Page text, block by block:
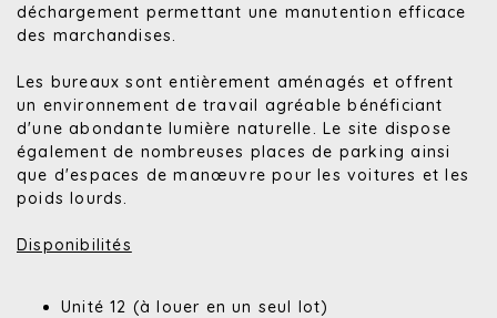
déchargement permettant une manutention efficace
des marchandises.
Les bureaux sont entièrement aménagés et offrent
un environnement de travail agréable bénéficiant
d'une abondante lumière naturelle. Le site dispose
également de nombreuses places de parking ainsi
que d'espaces de manœuvre pour les voitures et les
poids lourds.
Disponibilités
Unité 12 (à louer en un seul lot)